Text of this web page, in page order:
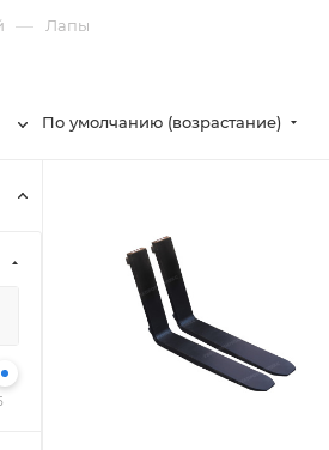
— Лапы
По умолчанию (возрастание)